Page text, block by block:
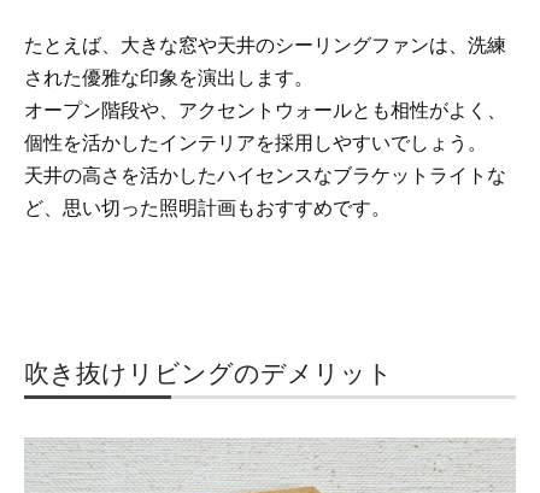
たとえば、大きな窓や天井のシーリングファンは、洗練
された優雅な印象を演出します。
オープン階段や、アクセントウォールとも相性がよく、
個性を活かしたインテリアを採用しやすいでしょう。
天井の高さを活かしたハイセンスなブラケットライトな
ど、思い切った照明計画もおすすめです。
吹き抜けリビングのデメリット